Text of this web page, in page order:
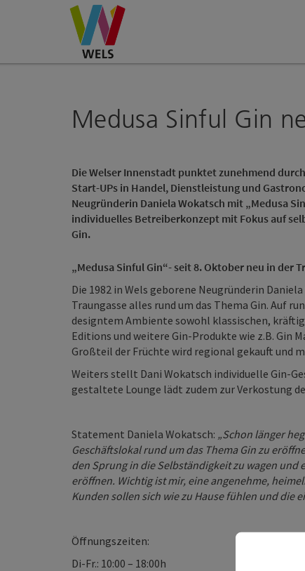
Zum Inhalt Accesskey
[0]
Zur NavigationAccesskey
[1]
Zum Seitenanfang Accesskey
[2]
Medusa Sinful Gin
Die Welser Innenstadt punktet zunehmend
Start-UPs in Handel, Dienstleistung und
Neugründerin Daniela Wokatsch mit „Medusa
individuelles Betreiberkonzept mit Fokus auf
Gin.
„Medusa Sinful Gin“- seit 8. Oktober neu in der
Die 1982 in Wels geborene Neugründerin
Traungasse alles rund um das Thema Gin. Auf
designtem Ambiente sowohl klassischen,
Editions und weitere Gin-Produkte wie z.B. Gin
Großteil der Früchte wird regional gekauft und
Weiters stellt Dani Wokatsch individuelle Gin-
gestaltete Lounge lädt zudem zur Verkostung
Statement Daniela Wokatsch: „Schon länger
Geschäftslokal rund um das Thema Gin zu
den Sprung in die Selbständigkeit zu wagen und
eröffnen. Wichtig ist mir, eine angenehme,
Kunden sollen sich wie zu Hause fühlen und die
Öffnungszeiten:
Di-Fr.: 10:00 – 18:00h